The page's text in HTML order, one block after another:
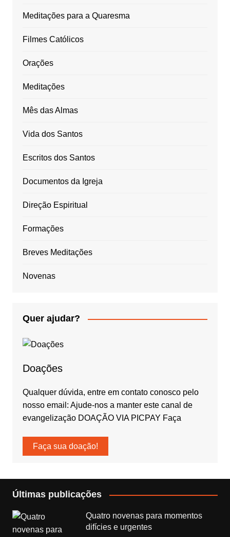
Meditações para a Quaresma
Filmes Católicos
Orações
Meditações
Mês das Almas
Vida dos Santos
Escritos dos Santos
Documentos da Igreja
Direção Espiritual
Formações
Breves Meditações
Novenas
Quer ajudar?
Doações
Qualquer dúvida, entre em contato conosco pelo
nosso email: Ajude-nos a manter este canal de
evangelização DOAÇÃO VIA PICPAY Faça
Faça sua doação!
Últimas publicações
Quatro novenas para momentos
difícies e urgentes